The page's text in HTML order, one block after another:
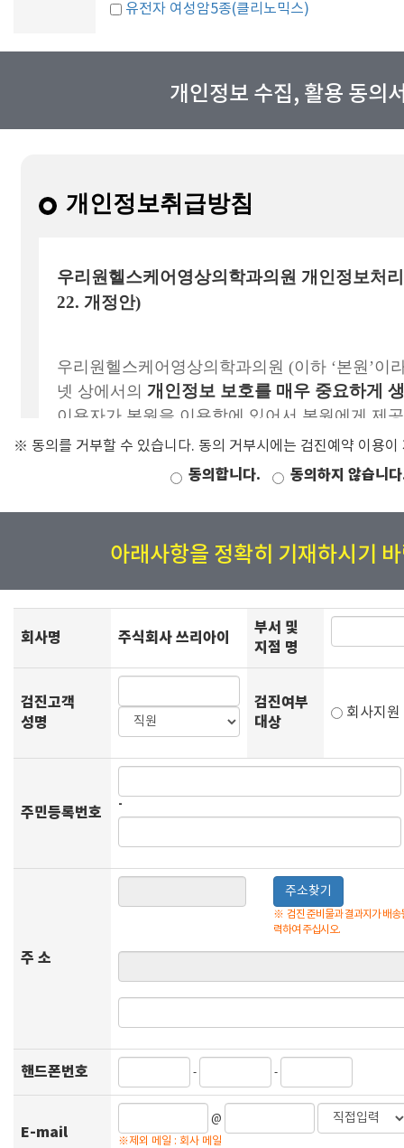
유전자 여성암5종(클리노믹스)
개인정보 수집, 활용 동의
※ 동의를 거부할 수 있습니다. 동의 거부시에는 검진예약 이용이
동의합니다. 동의하지 않습니
아래사항을 정확히 기재하시기
회사명 주식회사 쓰리아이
부서 및
지점 명
검진고객
성명
검진여부
대상
회사지
주민등록번호 -
주 소
주소찾기
※ 검진 준비물과 결과지가 배
력하여 주십시오.
핸드폰번호 - -
E-mail
@
※제외 메일 : 회사 메일